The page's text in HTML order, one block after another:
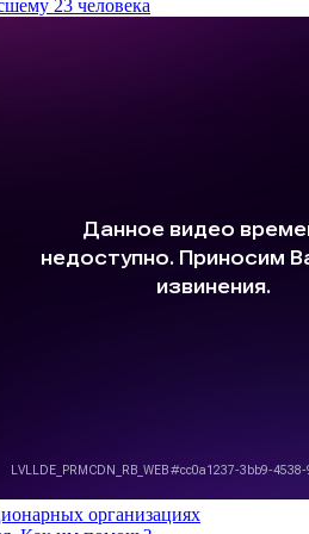
23 человека
организациях